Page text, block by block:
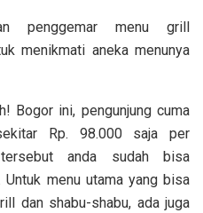
penggemar menu grill
menikmati aneka menunya
Bogor ini, pengunjung cuma
Rp. 98.000 saja per
anda sudah bisa
Untuk menu utama yang bisa
dan shabu-shabu, ada juga